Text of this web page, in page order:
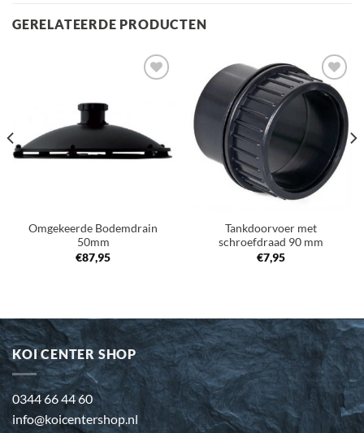
GERELATEERDE PRODUCTEN
Omgekeerde Bodemdrain
50mm
€87,95
Toevoegen
verlanglijst
Tankdoorvoer met
schroefdraad 90 mm
€7,95
KOI CENTER SHOP
0344 66 44 60
info@koicentershop.nl